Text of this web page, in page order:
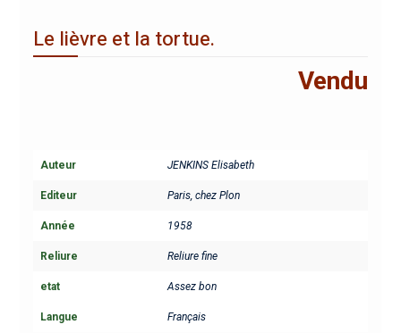
Le lièvre et la tortue.
Vendu
Auteur JENKINS Elisabeth
Editeur Paris, chez Plon
Année 1958
Reliure Reliure fine
etat Assez bon
Langue Français